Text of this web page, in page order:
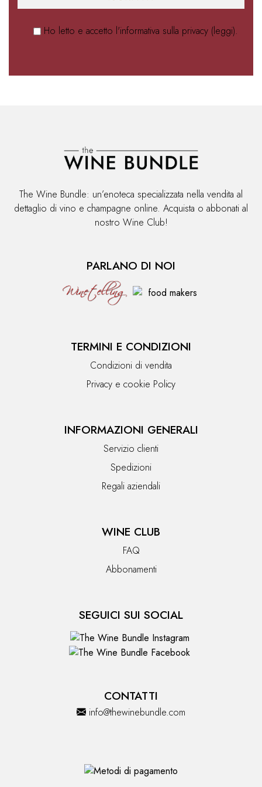
Ho letto e accetto l'informativa sulla privacy (leggi).
The Wine Bundle: un’enoteca specializzata nella vendita al
dettaglio di vino e champagne online. Acquista o abbonati al
nostro Wine Club!
PARLANO DI NOI
TERMINI E CONDIZIONI
Condizioni di vendita
Privacy e cookie Policy
INFORMAZIONI GENERALI
Servizio clienti
Spedizioni
Regali aziendali
WINE CLUB
FAQ
Abbonamenti
SEGUICI SUI SOCIAL
CONTATTI
info@thewinebundle.com